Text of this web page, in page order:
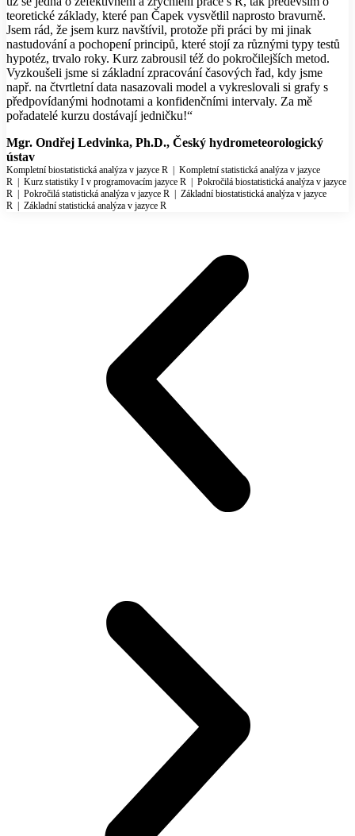
teoretické základy, které pan Čapek vysvětlil naprosto bravurně.
Jsem rád, že jsem kurz navštívil, protože při práci by mi jinak
nastudování a pochopení principů, které stojí za různými typy testů
hypotéz, trvalo roky. Kurz zabrousil též do pokročilejších metod.
Vyzkoušeli jsme si základní zpracování časových řad, kdy jsme
např. na čtvrtletní data nasazovali model a vykreslovali si grafy s
předpovídanými hodnotami a konfidenčními intervaly. Za mě
pořadatelé kurzu dostávají jedničku!“
Mgr. Ondřej Ledvinka, Ph.D., Český hydrometeorologický
ústav
Kompletní biostatistická analýza v jazyce R
Kompletní statistická analýza v jazyce
R
Kurz statistiky I v programovacím jazyce R
Pokročilá biostatistická analýza v jazyce
R
Pokročilá statistická analýza v jazyce R
Základní biostatistická analýza v jazyce
R
Základní statistická analýza v jazyce R